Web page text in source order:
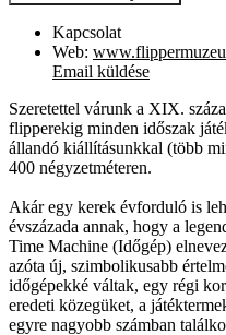
Kapcsolat
Web:
Email küldése
Szeretettel várunk a XIX.
flipperekig minden időszak
állandó kiállításunkkal (több
400 négyzetméteren.
Akár egy kerek évforduló is
évszázada annak, hogy a
Time Machine (Időgép)
azóta új, szimbolikusabb
időgépekké váltak, egy régi
eredeti közegüket, a
egyre nagyobb számban